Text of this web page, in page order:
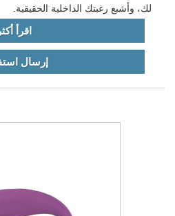
لك، وأشبع رغبتك الداخلية الحقيقية.
اقرأ أكثر
إرسال